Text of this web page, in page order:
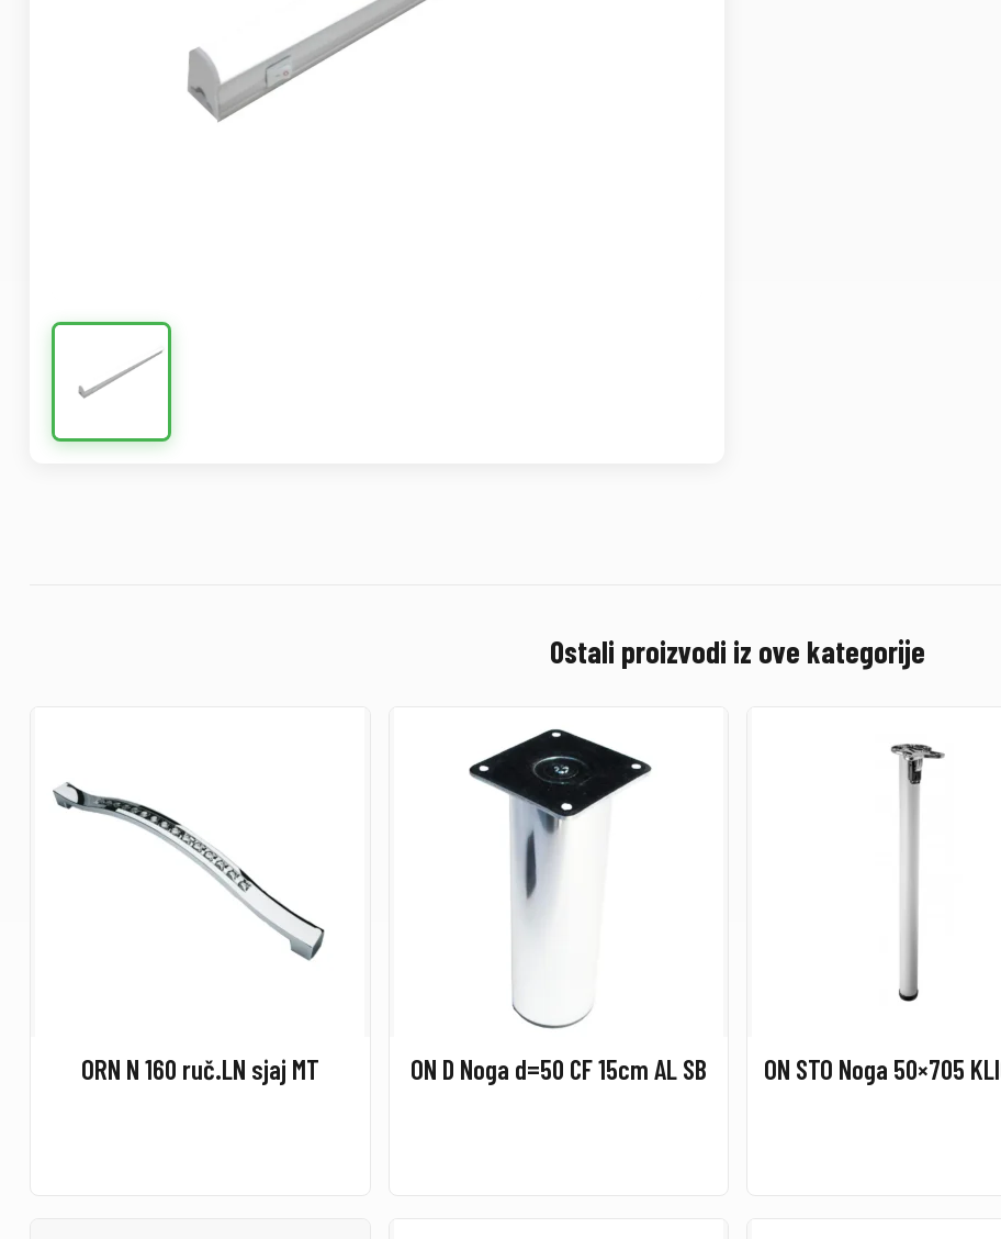
Ostali proizvodi iz ove kategorije
ORN N 160 ruč.LN sjaj MT ON D Noga d=50 CF 15cm AL SB ON STO Noga 50×705